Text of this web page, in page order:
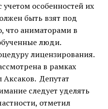
учетом особенностей их
быть взят под
что аниматорами в
люди.
лицензирования.
в рамках
Аксаков. Депутат
следует уделять
отметил